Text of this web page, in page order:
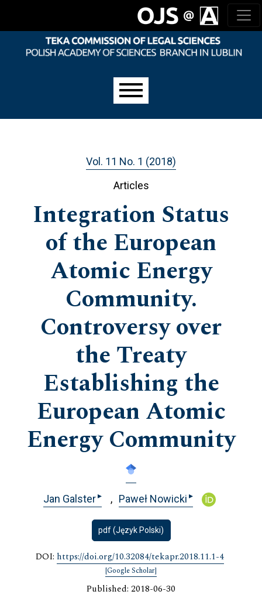
Vol. 11 No. 1 (2018)
Articles
Integration Status
of the European
Atomic Energy
Community.
Controversy over
the Treaty
Establishing the
European Atomic
Energy Community
Jan Galster▸ Paweł Nowicki ▸
pdf (Język Polski)
DOI: https://doi.org/10.32084/tekapr.2018.11.1-4
[Google Scholar]
Published: 2018-06-30